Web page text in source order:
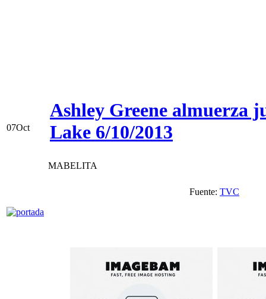
07Oct
Ashley Greene almuerza
Lake 6/10/2013
MABELITA
Fuente: TVC